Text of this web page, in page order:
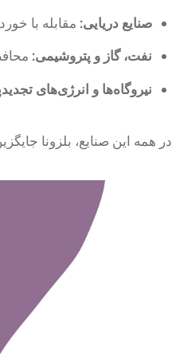
صنایع دریایی: مقابله با
نفت، گاز و پتروشیمی:
نیروگاه‌ها و انرژی‌های
در همه این صنایع، بلزونا